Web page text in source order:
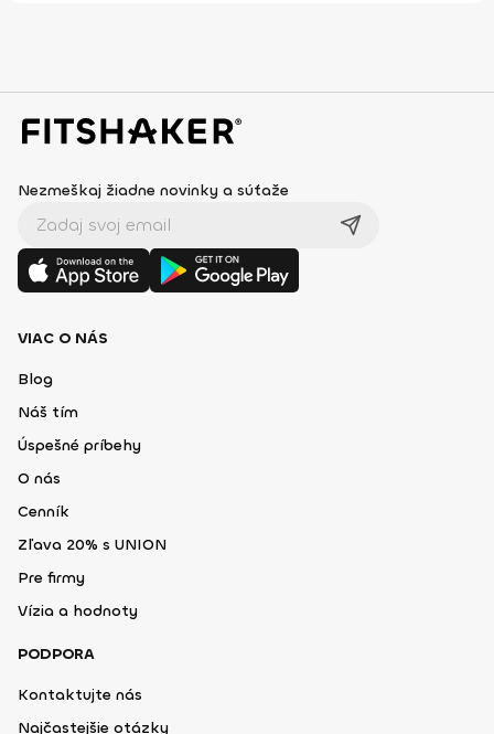
Nezmeškaj žiadne novinky a súťaže
VIAC O NÁS
Blog
Náš tím
Úspešné príbehy
O nás
Cenník
Zľava 20% s UNION
Pre firmy
Vízia a hodnoty
PODPORA
Kontaktujte nás
Najčastejšie otázky